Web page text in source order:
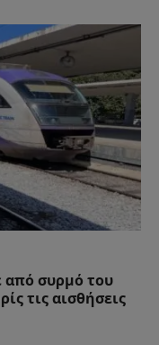
από συρμό του
τις αισθήσεις